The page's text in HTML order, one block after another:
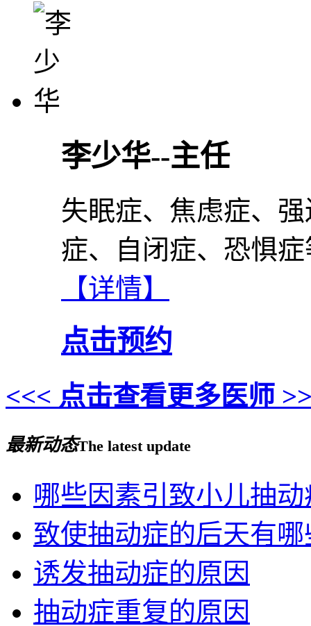
李少华--主任
失眠症、焦虑症、
症、自闭症、恐惧
【详情】
点击预约
<<< 点击查看更多医师
最新动态The latest update
哪些因素引致小儿抽动
致使抽动症的后天有
诱发抽动症的原因
抽动症重复的原因